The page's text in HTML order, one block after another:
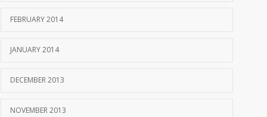
FEBRUARY 2014
JANUARY 2014
DECEMBER 2013
NOVEMBER 2013